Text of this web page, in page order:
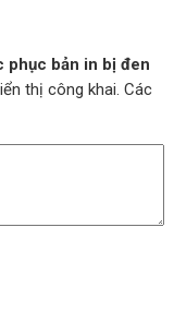
phục bản in bị đen
thị công khai. Các